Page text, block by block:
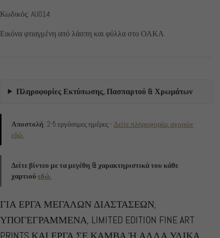
Κωδικός: AU014
Εικόνα φτιαγμένη από λάσπη και φύλλα στο ΟΑΚΑ.
Πληροφορίες Εκτύπωσης, Πασπαρτού & Χρωμάτων
Αποστολή: 2-5 εργάσιμες ημέρες - Δείτε πληροφορίες αγορών
εδώ.
Δείτε βίντεο με τα μεγέθη & χαρακτηριστικά του κάθε
χαρτιού εδώ.
ΓΙΑ ΕΡΓΑ ΜΕΓΑΛΩΝ ΔΙΑΣΤΑΣΕΩΝ,
ΥΠΟΓΕΓΡΑΜΜΕΝΑ, LIMITED EDITION FINE ART
PRINTS ΚΑΙ ΕΡΓΑ ΣΕ ΚΑΜΒΑ Ή ΑΛΛΑ ΥΛΙΚΑ